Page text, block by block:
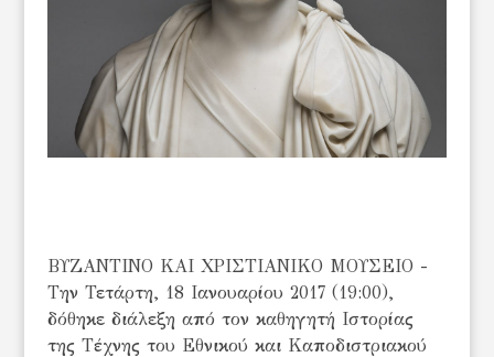
ΒΥΖΑΝΤΙΝΟ ΚΑΙ ΧΡΙΣΤΙΑΝΙΚΟ ΜΟΥΣΕΙΟ -
Την Τετάρτη, 18 Ιανουαρίου 2017 (19:00),
δόθηκε διάλεξη από τον καθηγητή Ιστορίας
της Τέχνης του Εθνικού και Καποδιστριακού